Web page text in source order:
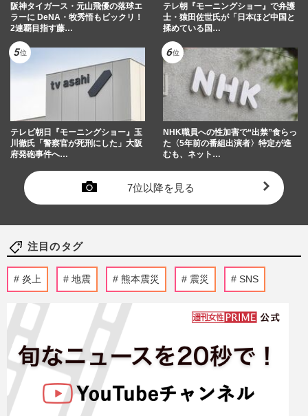
阪神タイガース・元山飛優の落球エ
ラーに DeNA・牧秀悟もビックリ！
2連覇目指す藤…
テレ朝『モーニングショー』で弁護
士・猿田佐世氏が「日本ほど中国と
揉めている国…
テレビ朝日『モーニングショー』玉
川徹氏「警察官が死刑にした」大阪
府発砲事件へ…
NHK職員への性加害で“出禁”食らっ
た〈5年前の番組出演者〉特定が進
むも、ネット…
7位以降を見る
注目のタグ
炎上 地震 熊本震災 震災 SNS